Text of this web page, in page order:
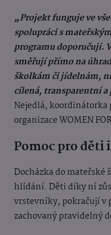
„Projekt funguje ve
spolupráci s
programu doporučují.
směřují přímo na
školkám či jídelnám,
cílená, transparentní
Nejedlá, koordinátorka
organizace WOMEN
Pomoc pro děti
Docházka do
hlídání. Děti díky ní
vrstevníky, pokračují v
zachovaný pravidelný